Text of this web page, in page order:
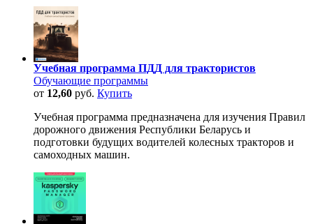
Учебная программа ПДД для трактористов
Обучающие программы
от 12,60 руб. Купить
Учебная программа предназначена для изучения Правил
дорожного движения Республики Беларусь и
подготовки будущих водителей колесных тракторов и
самоходных машин.